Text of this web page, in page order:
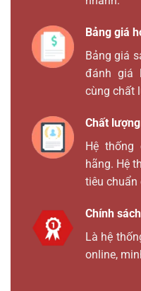
Bảng giá
Bảng giá
đánh giá
cùng chất
Chất
Hệ thống
hãng. Hệ
tiêu chuẩn
Chính
Là hệ
online,